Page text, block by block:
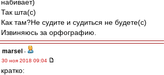
набивает)
Так шта(с)
Как там?Не судите и судиться не будете(с)
Извиняюсь за орфографию.
marsel -
30 ноя 2018 09:04
кратко: